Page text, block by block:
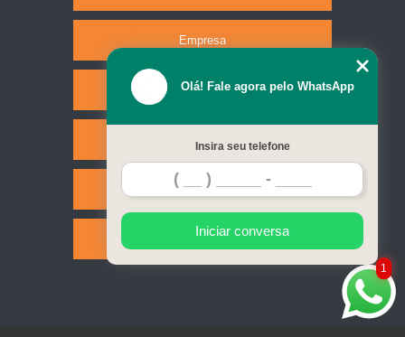
Empresa
Missão
Serviços
Contato
Mapa do site
1
Olá! Fale agora pelo WhatsApp
Insira seu telefone
Iniciar conversa